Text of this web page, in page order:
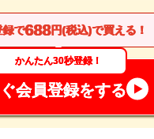
録で688円(税込)で買える！
かんたん30秒登録！
会員登録をする